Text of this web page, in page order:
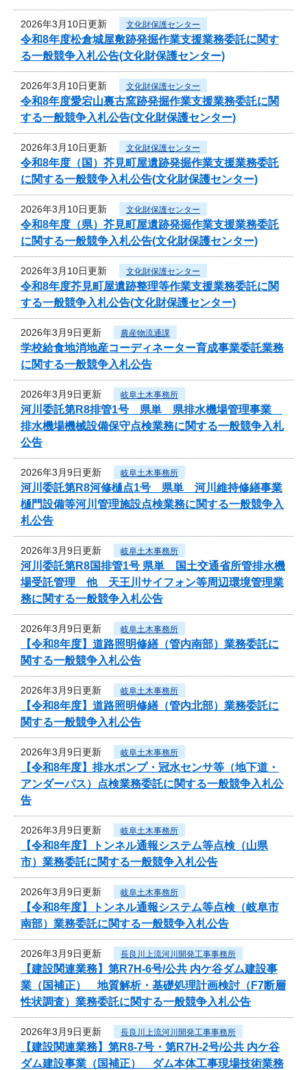
2026年3月10日更新 文化財保護センター
令和8年度松倉城屋敷跡発掘作業支援業務委託に関す
る一般競争入札公告(文化財保護センター)
2026年3月10日更新 文化財保護センター
令和8年度愛宕山裏古窯跡発掘作業支援業務委託に関
する一般競争入札公告(文化財保護センター)
2026年3月10日更新 文化財保護センター
令和8年度（国）芥見町屋遺跡発掘作業支援業務委託
に関する一般競争入札公告(文化財保護センター)
2026年3月10日更新 文化財保護センター
令和8年度（県）芥見町屋遺跡発掘作業支援業務委託
に関する一般競争入札公告(文化財保護センター)
2026年3月10日更新 文化財保護センター
令和8年度芥見町屋遺跡整理等作業支援業務委託に関
する一般競争入札公告(文化財保護センター)
2026年3月9日更新 農産物流通課
学校給食地消地産コーディネーター育成事業委託業務
に関する一般競争入札公告
2026年3月9日更新 岐阜土木事務所
河川委託第R8排管1号 県単 県排水機場管理事業
排水機場機械設備保守点検業務に関する一般競争入札
公告
2026年3月9日更新 岐阜土木事務所
河川委託第R8河修樋点1号 県単 河川維持修繕事業
樋門設備等河川管理施設点検業務に関する一般競争入
札公告
2026年3月9日更新 岐阜土木事務所
河川委託第R8国排管1号 県単 国土交通省所管排水機
場受託管理 他 天王川サイフォン等周辺環境管理業
務に関する一般競争入札公告
2026年3月9日更新 岐阜土木事務所
【令和8年度】道路照明修繕（管内南部）業務委託に
関する一般競争入札公告
2026年3月9日更新 岐阜土木事務所
【令和8年度】道路照明修繕（管内北部）業務委託に
関する一般競争入札公告
2026年3月9日更新 岐阜土木事務所
【令和8年度】排水ポンプ・冠水センサ等（地下道・
アンダーパス）点検業務委託に関する一般競争入札公
告
2026年3月9日更新 岐阜土木事務所
【令和8年度】トンネル通報システム等点検（山県
市）業務委託に関する一般競争入札公告
2026年3月9日更新 岐阜土木事務所
【令和8年度】トンネル通報システム等点検（岐阜市
南部）業務委託に関する一般競争入札公告
2026年3月9日更新 長良川上流河川開発工事事務所
【建設関連業務】第R7H-6号/公共 内ケ谷ダム建設事
業（国補正） 地質解析・基礎処理計画検討（F7断層
性状調査）業務委託に関する一般競争入札公告
2026年3月9日更新 長良川上流河川開発工事事務所
【建設関連業務】第R8-7号・第R7H-2号/公共 内ケ谷
ダム建設事業（国補正） ダム本体工事現場技術業務